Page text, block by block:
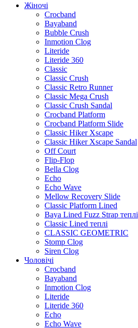
Жіночі
Crocband
Bayaband
Bubble Crush
Inmotion Clog
Literide
Literide 360
Classic
Classic Crush
Classic Retro Runner
Classic Mega Crush
Classic Crush Sandal
Crocband Platform
Crocband Platform Slide
Classic Hiker Xscape
Classic Hiker Xscape Sandal
Off Court
Flip-Flop
Bella Clog
Echo
Echo Wave
Mellow Recovery Slide
Classic Platform Lined
Baya Lined Fuzz Strap теплі
Classic Lined теплі
CLASSIC GEOMETRIC
Stomp Clog
Siren Clog
Чоловічі
Crocband
Bayaband
Inmotion Clog
Literide
Literide 360
Echo
Echo Wave